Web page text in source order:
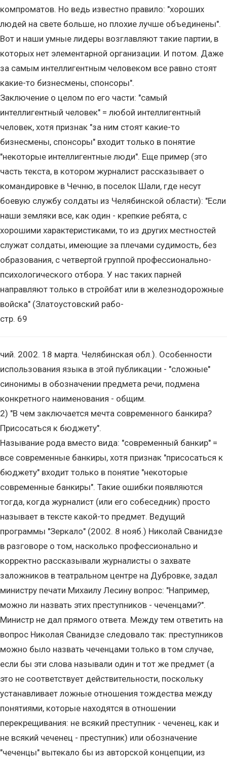
компроматов. Но ведь известно правило: "хороших
людей на свете больше, но плохие лучше объединены".
Вот и наши умные лидеры возглавляют такие партии, в
которых нет элементарной организации. И потом. Даже
за самым интеллигентным человеком все равно стоят
какие-то бизнесмены, спонсоры".
Заключение о целом по его части: "самый
интеллигентный человек" = любой интеллигентный
человек, хотя признак "за ним стоят какие-то
бизнесмены, спонсоры" входит только в понятие
"некоторые интеллигентные люди". Еще пример (это
часть текста, в котором журналист рассказывает о
командировке в Чечню, в поселок Шали, где несут
боевую службу солдаты из Челябинской области): "Если
наши земляки все, как один - крепкие ребята, с
хорошими характеристиками, то из других местностей
служат солдаты, имеющие за плечами судимость, без
образования, с четвертой группой профессионально-
психологического отбора. У нас таких парней
направляют только в стройбат или в железнодорожные
войска" (Златоустовский рабо-
стр. 69
чий. 2002. 18 марта. Челябинская обл.). Особенности
использования языка в этой публикации - "сложные"
синонимы в обозначении предмета речи, подмена
конкретного наименования - общим.
2) "В чем заключается мечта современного банкира?
Присосаться к бюджету".
Называние рода вместо вида: "современный банкир" =
все современные банкиры, хотя признак "присосаться к
бюджету" входит только в понятие "некоторые
современные банкиры". Такие ошибки появляются
тогда, когда журналист (или его собеседник) просто
называет в тексте какой-то предмет. Ведущий
программы "Зеркало" (2002. 8 нояб.) Николай Сванидзе
в разговоре о том, насколько профессионально и
корректно рассказывали журналисты о захвате
заложников в театральном центре на Дубровке, задал
министру печати Михаилу Лесину вопрос: "Например,
можно ли назвать этих преступников - чеченцами?".
Министр не дал прямого ответа. Между тем ответить на
вопрос Николая Сванидзе следовало так: преступников
можно было назвать чеченцами только в том случае,
если бы эти слова называли один и тот же предмет (а
это не соответствует действительности, поскольку
устанавливает ложные отношения тождества между
понятиями, которые находятся в отношении
перекрещивания: не всякий преступник - чеченец, как и
не всякий чеченец - преступник) или обозначение
"чеченцы" вытекало бы из авторской концепции, из